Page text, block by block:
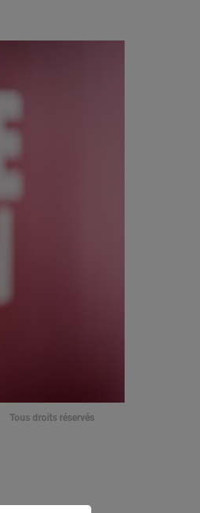
Tous droits réservés